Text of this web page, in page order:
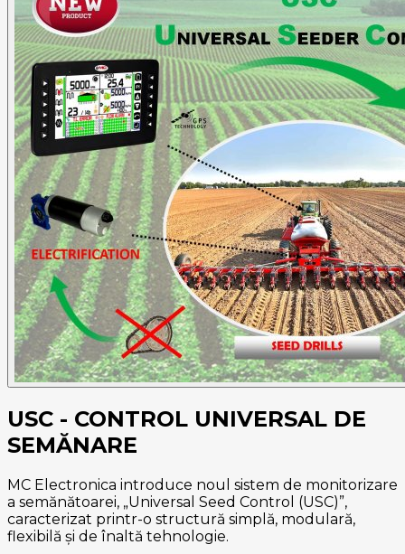
USC - CONTROL UNIVERSAL DE
SEMĂNARE
MC Eleсtronica introduce noul sistem de monitorizare
a semănătoarei, „Universal Seed Control (USC)”,
caracterizat printr-o structură simplă, modulară,
flexibilă și de înaltă tehnologie.